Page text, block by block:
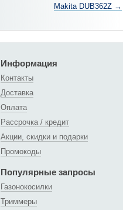
Makita DUB362Z →
Информация
Контакты
Доставка
Оплата
Рассрочка / кредит
Акции, скидки и подарки
Промокоды
Популярные запросы
Газонокосилки
Триммеры